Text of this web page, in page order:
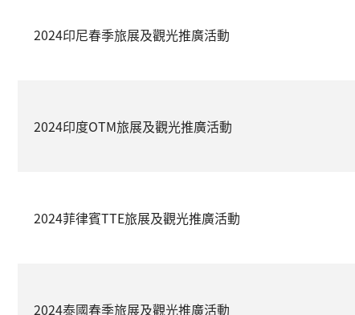
2024印尼春季旅展及觀光推廣活動
2024印度OTM旅展及觀光推廣活動
2024菲律賓TTE旅展及觀光推廣活動
2024泰國春季旅展及觀光推廣活動